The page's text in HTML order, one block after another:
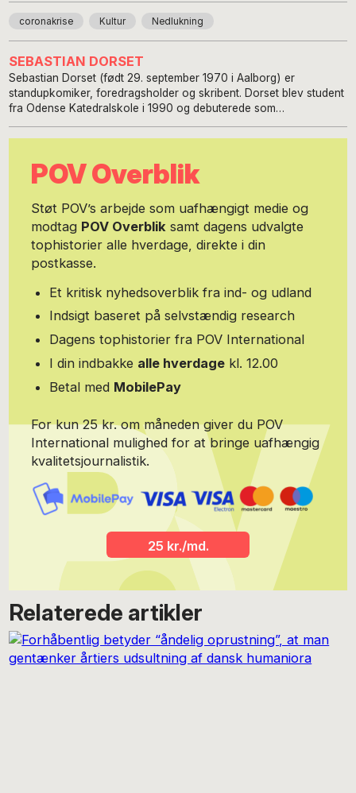
coronakrise Kultur Nedlukning
SEBASTIAN DORSET
Sebastian Dorset (født 29. september 1970 i Aalborg) er
standupkomiker, foredragsholder og skribent. Dorset blev student
fra Odense Katedralskole i 1990 og debuterede som
journalist fra DJH i 1997. I 2003 medvirkede han i
Marzouk, Lasse Rimmer og Carsten Bang. Har flere gange
deltaget i TV2 Zulu programmet Stand-up.dk. Han har medvirket i
1997 og i årrækken 2003-2008, hvor han var vært sammen med
Anders Fjelsted i 2006. Fra 2003 til 2007 var han bagsideskribent
på gratisavisen Urban. Fra 2003 til 2009 arbejdede han som
redaktør på DRs satireredaktion Tjenesten, der sendte på både
P3 og DR2. Sebastian Dorset blev brugt som vært på 6'erens
komiske talentshow "Danmarks næste Comedy-stjerne". Han har
Gintberg og Tobias Dybvads program Dybvaaaaad! på TV 2 Zulu,
ligesom han i 2008 var medskribent på taler for Villy Søvndal
(SF). Hvis man vil honorere Sebastian for hans arbejde på POV
kan man donere til ham på hans Mobile Pay: 22 13 11 62
POV Overblik
Støt POV’s arbejde som uafhængigt medie og
modtag POV Overbliksamt dagens udvalgte
tophistorier alle hverdage, direkte i din
postkasse.
Et kritisk nyhedsoverblik fra ind- og udland
Indsigt baseret på selvstændig research
Dagens tophistorier fra POV International
I din indbakke alle hverdage kl. 12.00
Betal med MobilePay
For kun 25 kr. om måneden giver du POV
International mulighed for at bringe uafhængig
kvalitetsjournalistik.
25 kr./md.
Relaterede artikler